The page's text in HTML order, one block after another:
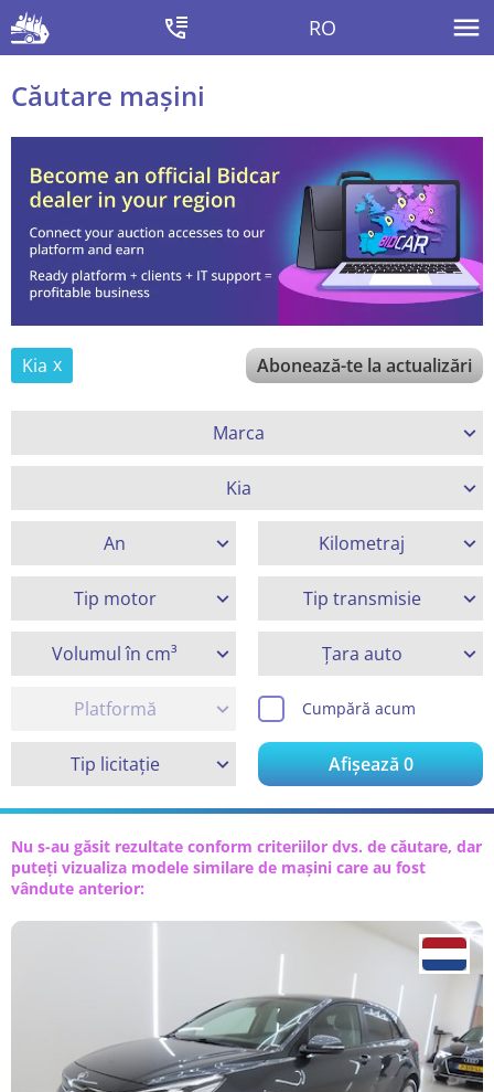
RO
Căutare mașini
Kia Abonează-te la actualizări
Marca
Kia
An Kilometraj
Tip motor Tip transmisie
Volumul în cm³ Țara auto
Platformă Cumpără acum
Tip licitație Afișează0
Nu s-au găsit rezultate conform criteriilor dvs. de căutare, dar
puteți vizualiza modele similare de mașini care au fost
vândute anterior: